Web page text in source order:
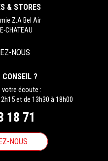
& STORES
Z.A Bel Air
CHATEAU
NOUS
CONSEIL ?
écoute :
et de 13h30 à 18h00
18 71
NOUS